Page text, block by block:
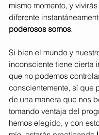
mismo momento, y
diferente
poderosos somos.
Si bien el mundo y
inconsciente tiene cierta
que no podemos
conscientemente, sí que
de una manera que nos
tomando ventaja del
hemos elegido, y con